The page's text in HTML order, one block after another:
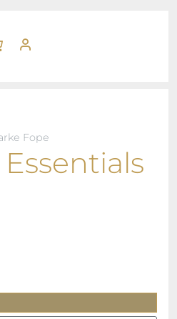
Fope
Essentials